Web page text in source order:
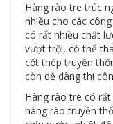
Hàng rào tre trúc
nhiều cho các
có rất nhiều chất
vượt trội, có thể
cốt thép truyền
còn dễ dàng thi
Hàng rào tre có
hàng rào truyền